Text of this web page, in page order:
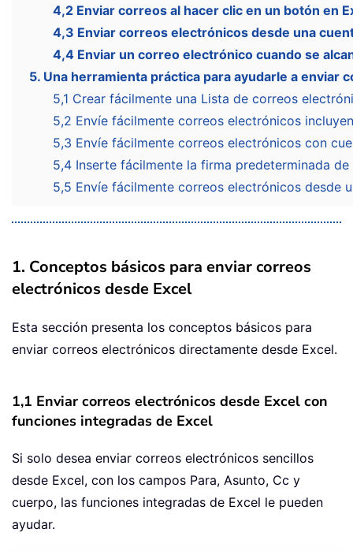
4,2 Enviar correos al hacer clic en un botón en
4,3 Enviar correos electrónicos desde una
4,4 Enviar un correo electrónico cuando se
5. Una herramienta práctica para ayudarle a enviar
5,1 Crear fácilmente una Lista de correos
5,2 Envíe fácilmente correos electrónicos
5,3 Envíe fácilmente correos electrónicos con
5,4 Inserte fácilmente la firma predeterminada
5,5 Envíe fácilmente correos electrónicos desde
1. Conceptos básicos para enviar correos
electrónicos desde Excel
Esta sección presenta los conceptos básicos para
enviar correos electrónicos directamente desde Excel.
1,1 Enviar correos electrónicos desde Excel con
funciones integradas de Excel
Si solo desea enviar correos electrónicos sencillos
desde Excel, con los campos Para, Asunto, Cc y
cuerpo, las funciones integradas de Excel le pueden
ayudar.